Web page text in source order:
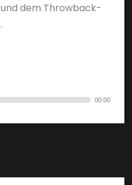
dem Throwback-
00:00